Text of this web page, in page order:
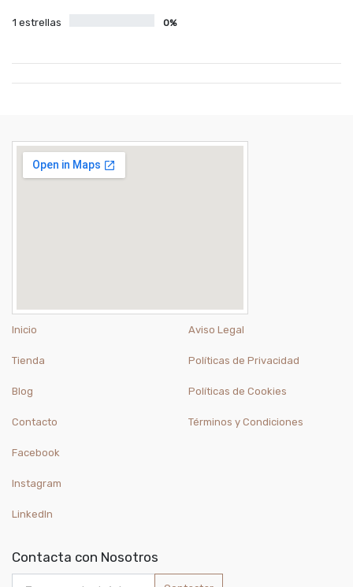
1 estrellas 0%
Inicio
Tienda
Blog
Contacto
Aviso Legal
Políticas de Privacidad
Políticas de Cookies
Términos y Condiciones
Facebook
Instagram
LinkedIn
Contacta con Nosotros